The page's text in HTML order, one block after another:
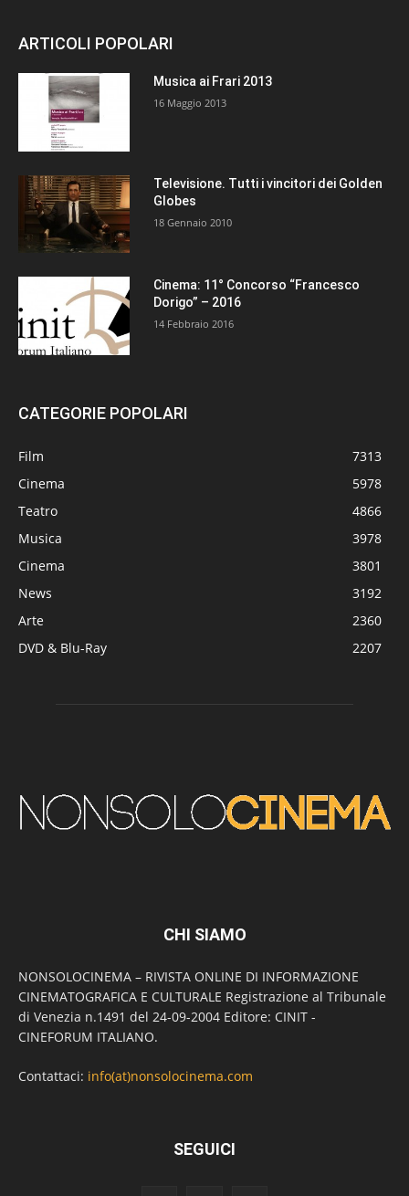
ARTICOLI POPOLARI
Musica ai Frari 2013
16 Maggio 2013
Televisione. Tutti i vincitori dei Golden
Globes
18 Gennaio 2010
Cinema: 11° Concorso “Francesco
Dorigo” – 2016
14 Febbraio 2016
CATEGORIE POPOLARI
Film
7313
Cinema
5978
Teatro
4866
Musica
3978
Cinema
3801
News
3192
Arte
2360
DVD & Blu-Ray
2207
CHI SIAMO
NONSOLOCINEMA – RIVISTA ONLINE DI INFORMAZIONE
CINEMATOGRAFICA E CULTURALE Registrazione al Tribunale
di Venezia n.1491 del 24-09-2004 Editore: CINIT -
CINEFORUM ITALIANO.
Contattaci: info(at)nonsolocinema.com
SEGUICI